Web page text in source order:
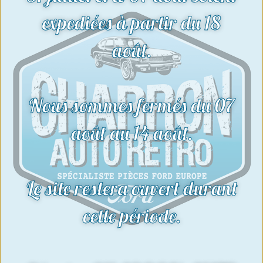
Voir le produit
expediées à partir du 18
août.
Nous sommes fermés du 07
août au 14 août.
Le site restera ouvert durant
cette période.